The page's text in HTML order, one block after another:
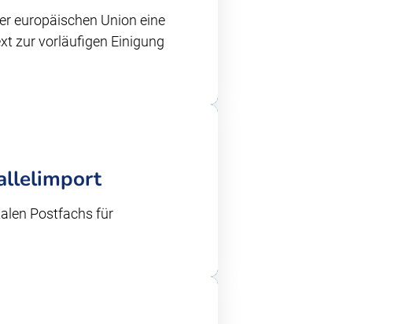
europäischen Union eine
zur vorläufigen Einigung
Postfachs für